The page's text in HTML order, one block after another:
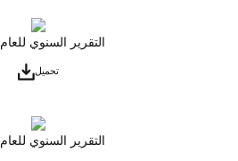
التقرير السنوي للعام 2018
تحميل
التقرير السنوي للعام 2017